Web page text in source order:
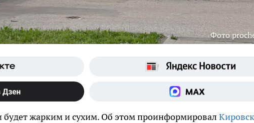
Фото
будет жарким и сухим. Об этом проинформировал